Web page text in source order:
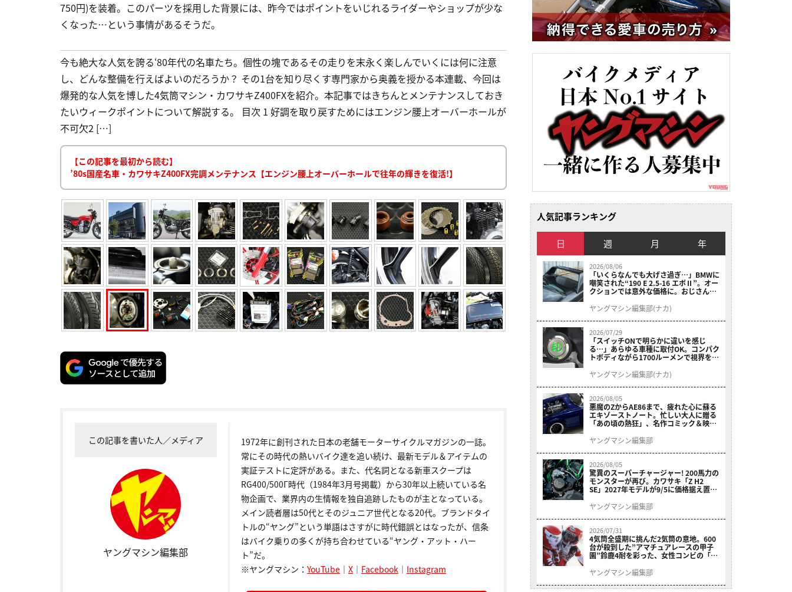
750円)を装着。このパーツを採用した背景には、昨今ではポイントをいじれるライダーやショップが少な
くなった…という事情があるそうだ。
今も絶大な人気を誇る‘80年代の名車たち。個性の塊であるその走りを末永く楽しんでいくには何に注意
し、どんな整備を行えばよいのだろうか？ その1台を知り尽くす専門家から奥義を授かる本連載、今回は
爆発的な人気を博した4気筒マシン・カワサキZ400FXを紹介。本記事ではきちんとメンテナンスしておき
たいウィークポイントについて解説する。 目次 1 好調を取り戻すためにはエンジン腰上オーバーホールが
不可欠2 […]
【この記事を最初から読む】
’80s国産名車・カワサキZ400FX完調メンテナンス【エンジン腰上オーバーホールで往年の輝きを復活!】
この記事を書いた人／メディア
ヤングマシン編集部
1972年に創刊された日本の老舗モーターサイクルマガジンの一誌。
常にその時代の熱いバイク達を追い続け、最新モデル＆アイテムの
実証テストに定評がある。また、代名詞となる新車スクープは
RG400/500Γ時代（1984年3月号掲載）から30年以上続いている名
物企画で、業界内の生情報を独自追跡したものが主となっている。
メイン読者層は50代とそのジュニア世代となる20代。ブランドタイ
トルの“ヤング”という単語はさすがに時代錯誤とはなったが、信条
はバイク乗りの多くが持ち合わせている“ヤング・アット・ハー
ト”だ。
※ヤングマシン： YouTube｜ X｜ Facebook｜ Instagram
人気記事ランキング
日 週 月 年
2026/08/06
「いくらなんでも大げさ過ぎ…」BMWに
嘲笑された“190 E 2.5-16 エボⅡ”。オー
クションでは意外な価格に。おじさん達
ヤングマシン編集部(ナカ)
2026/07/29
「スイッチONで明らかに違いを感じ
る…」あらゆる車種に取付OK。コンパク
トボディながら1700ルーメンで視界を確
ニット プレシャスレイ スモール］
ヤングマシン編集部(ナカ)
2026/08/05
悪魔のZからAE86まで、疲れた心に蘇る
エキゾーストノート。忙しい大人に贈る
「あの頃の熱狂」、名作コミック＆映画
結！
ヤングマシン編集部
2026/08/05
驚異のスーパーチャージャー! 200馬力の
モンスターが再び。カワサキ「Z H2
SE」2027年モデルが9/5に価格据え置き
ヤングマシン編集部
2026/07/31
4気筒全盛期に挑んだ2気筒の意地。600
台が殺到した”アマチュアレースの甲子
園”鈴鹿4耐を彩った、女性コンビの「ス
ヤングマシン編集部